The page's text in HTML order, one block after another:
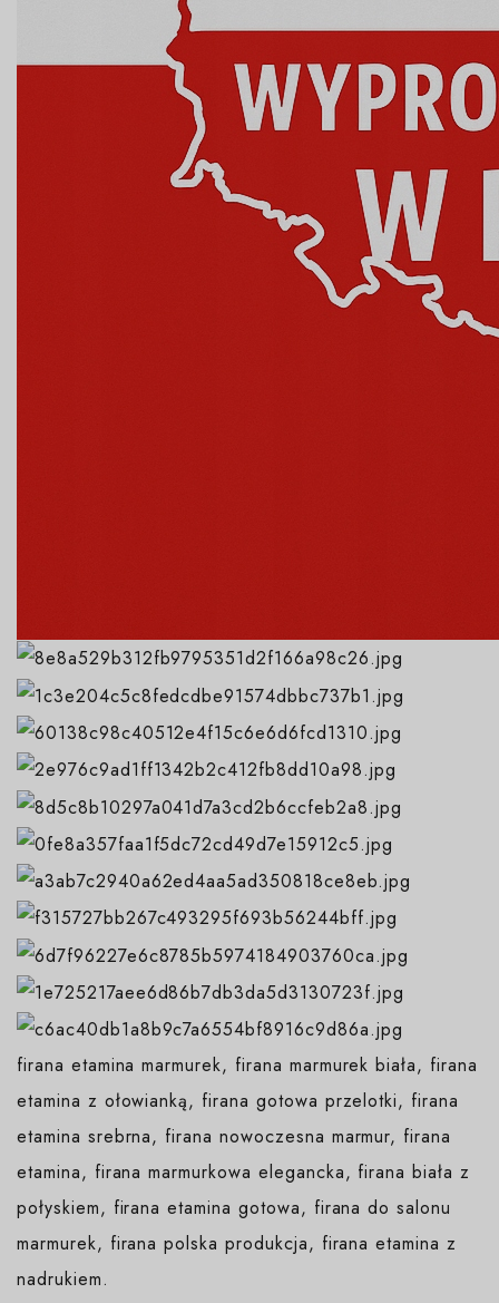
firana etamina marmurek, firana marmurek biała, firana
etamina z ołowianką, firana gotowa przelotki, firana
etamina srebrna, firana nowoczesna marmur, firana
etamina, firana marmurkowa elegancka, firana biała z
połyskiem, firana etamina gotowa, firana do salonu
marmurek, firana polska produkcja, firana etamina z
nadrukiem.